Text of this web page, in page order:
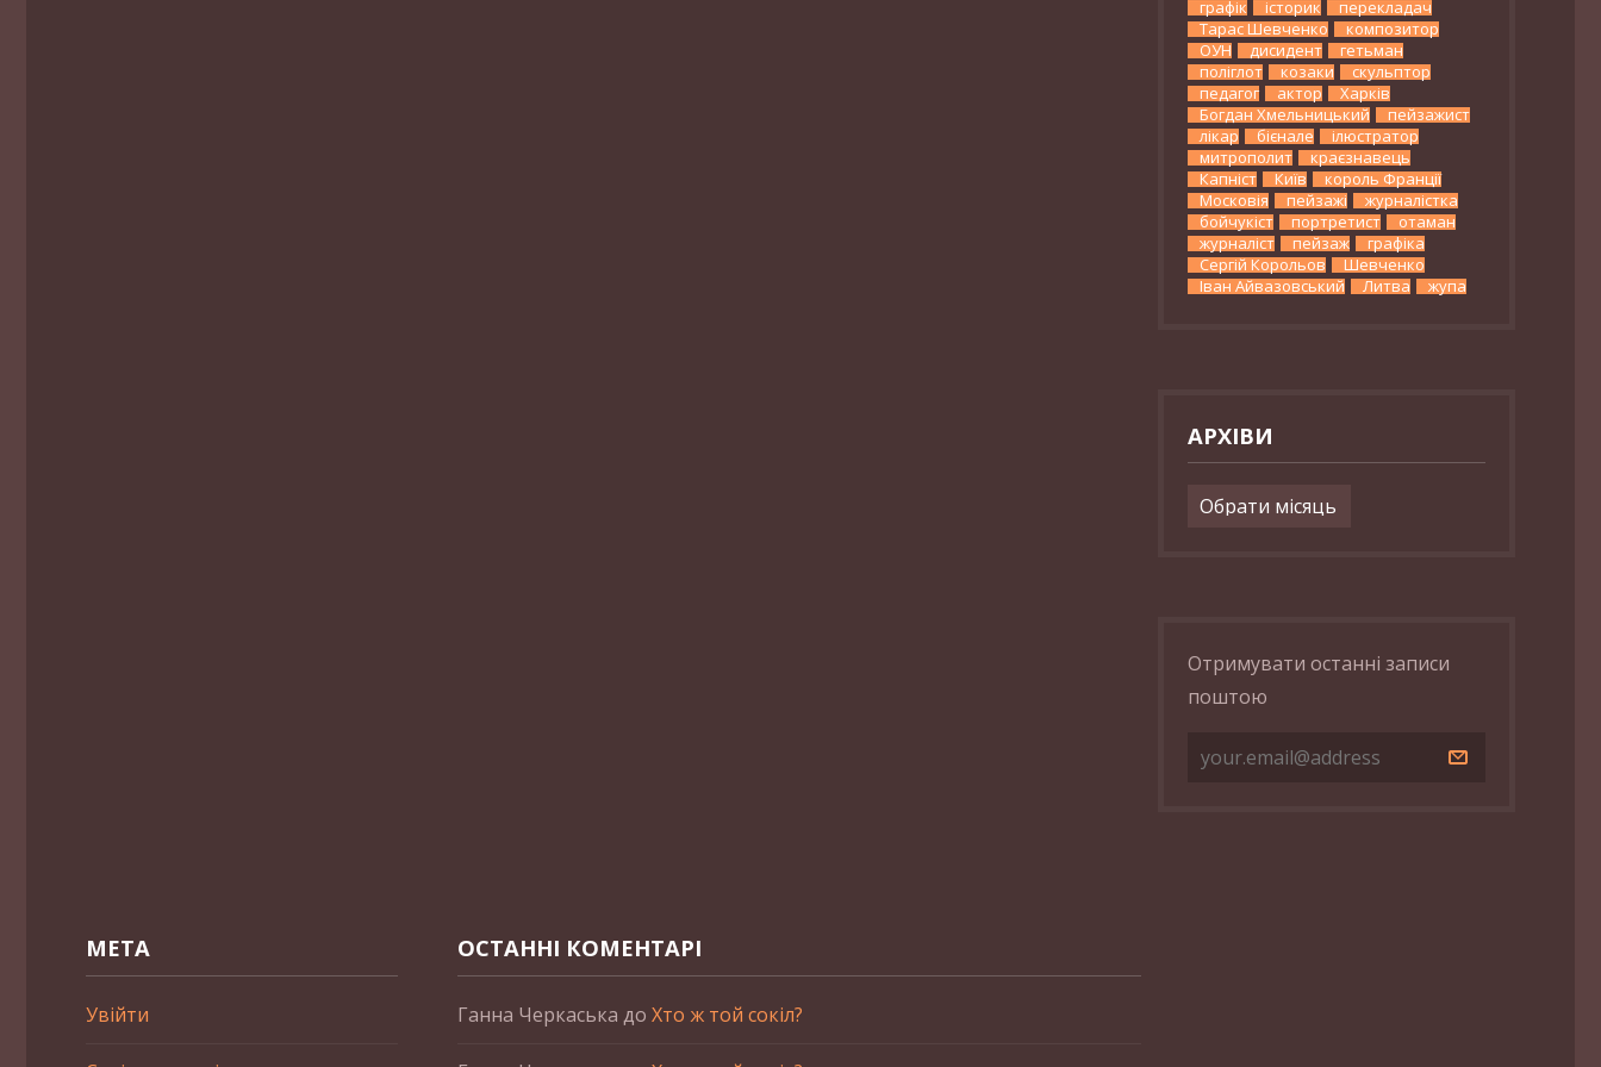
графік
історик
перекладач
Тарас Шевченко
композитор
ОУН
дисидент
гетьман
поліглот
козаки
скульптор
педагог
актор
Харків
Богдан Хмельницький
пейзажист
лікар
бієнале
ілюстратор
митрополит
краєзнавець
Капніст
Київ
король Франції
Московія
пейзажі
журналістка
бойчукіст
портретист
отаман
журналіст
пейзаж
графіка
Сергій Корольов
Шевченко
Іван Айвазовський
Литва жупа
АРХІВИ
Архіви
Отримувати останні записи
поштою
МЕТА
Увійти
ОСТАННІ КОМЕНТАРІ
Ганна Черкаська до Хто ж той сокіл?